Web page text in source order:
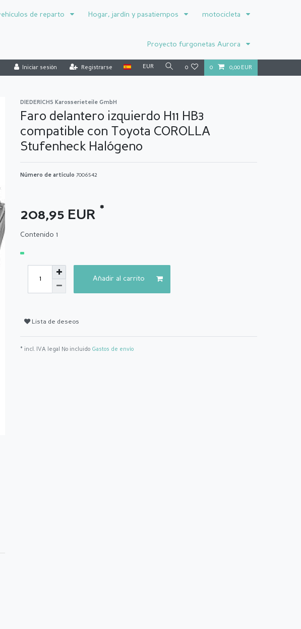
de reparto Hogar, jardín y pasatiempos motocicleta
Proyecto furgonetas Aurora
Iniciar sesión Registrarse EUR 0 0 0,00 EUR
DIEDERICHS Karosserieteile GmbH
Faro delantero izquierdo H11 HB3
compatible con Toyota COROLLA
Stufenheck Halógeno
Número de artículo 7006542
208,95 EUR *
Contenido 1
Añadir al carrito
Lista de deseos
* incl. IVA legal No incluido Gastos de envío